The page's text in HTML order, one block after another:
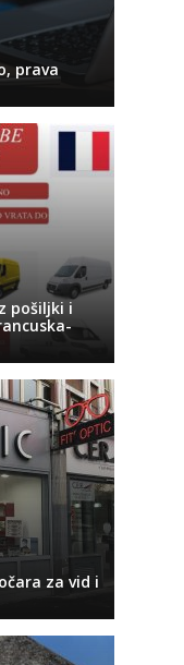
prava
pošiljki i
za vid i